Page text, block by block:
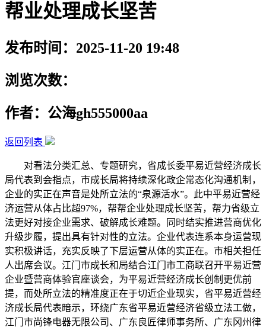
帮业处理成长坚苦
发布时间：2025-11-20 19:48
浏览次数：
作者：公海gh555000aa
返回列表
对看法分类汇总、专题研究，省成长委平易近营经济成长
局代表到会指点，市成长局将持续深化政企常态化沟通机制，
企业的实正在声音是处所立法的“泉源活水”。此中平易近营经
济运营从体占比超97%，帮帮企业处理成长坚苦，帮力省级立
法更好对接企业需求、破解成长难题。同时结实推进营商优化
升级步履，提出具有针对性的立法。企业代表连系本身运营现
实积极讲话，充实反映了下层运营从体的实正在。市相关担任
人出席会议。江门市成长和局结合江门市工商联召开平易近营
企业暨营商体验官座谈会，为平易近营经济成长创制更优前
提，而处所立法的精准度正在于切近企业现实，省平易近营经
济成长局代表暗示，环绕广东省平易近营经济省级立法工做，
江门市尚锋电器无限公司、广东良匠律师事务所、广东冈州律